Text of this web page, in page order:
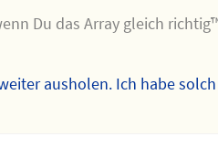
Du das Array gleich
ausholen. Ich habe solch